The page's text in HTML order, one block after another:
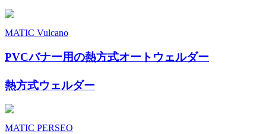
MATIC Vulcano
PVCバナー用の熱方式オートウェルダー
熱方式ウェルダー
MATIC PERSEO